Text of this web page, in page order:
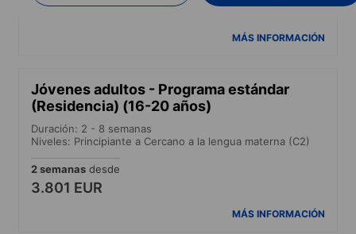
2.550 EUR
MÁS INFORMACIÓN
Jóvenes adultos - Programa estándar
(Residencia) (16-20 años)
Duración: 2 - 8 semanas
Niveles: Principiante a Cercano a la lengua materna (C2)
2 semanas desde
3.801 EUR
MÁS INFORMACIÓN